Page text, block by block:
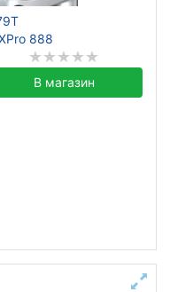
888
В магазин